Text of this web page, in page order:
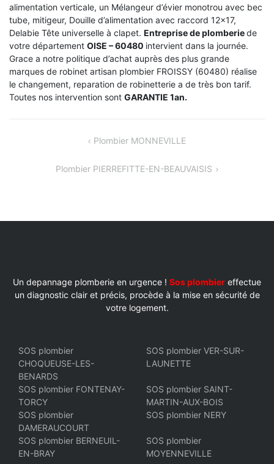
alimentation verticale, un Mélangeur d’évier monotrou avec bec
tube, mitigeur, Douille d’alimentation avec raccord 12×17,
Delabie Tête universelle à clapet. Entreprise de plomberiede
votre département OISE – 60480 intervient dans la journée.
Grace a notre politique d’achat auprès des plus grande
marques de robinet artisan plombier FROISSY (60480) réalise
le changement, reparation de robinetterie a de très bon tarif.
Toutes nos intervention sont GARANTIE 1an.
L’ARTICLE
Plombier MONNEVILLE
Plombier PIERREFITTE-EN-BEAUVAISIS
Un depannage plomberie en urgence ! Sos plombier effectue
un diagnostic clair et précis, procède à la mise en sécurité de
votre logement.
SOS plombier
CHOQUEUSE-LES-
BENARDS
SOS plombier VER-SUR-
LAUNETTE
SOS plombier FONTENAY-
TORCY
SOS plombier SAINT-
MARTIN-AUX-BOIS
SOS plombier
DAMERAUCOURT
SOS plombier NERY
SOS plombier BERNEUIL-
EN-BRAY
SOS plombier
MOYENNEVILLE